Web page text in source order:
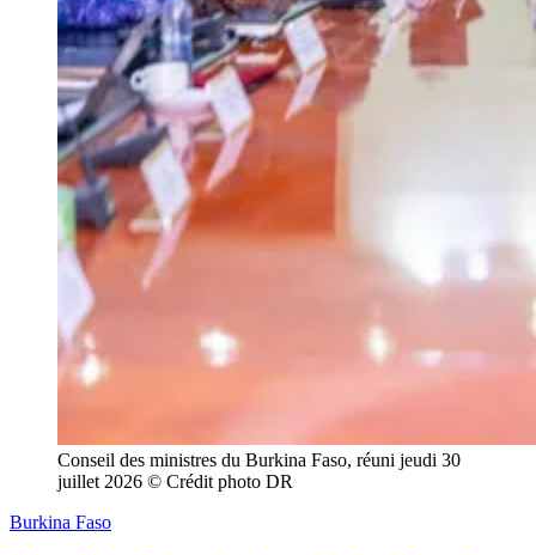
Conseil des ministres du Burkina Faso, réuni jeudi 30
juillet 2026 © Crédit photo DR
Burkina Faso